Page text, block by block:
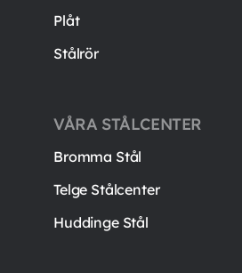
Plåt
Stålrör
VÅRA STÅLCENTER
Bromma Stål
Telge Stålcenter
Huddinge Stål